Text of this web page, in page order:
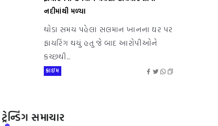
નદીમાંથી મળ્યા
થોડા સમય પહેલા સલમાન ખાનના ઘર પર
ફાયરિંગ થયું હતુ જે બાદ આરોપીઓને
કચ્છથી...
ક્રાઇમ
ટ્રેન્ડિંગ સમાચાર